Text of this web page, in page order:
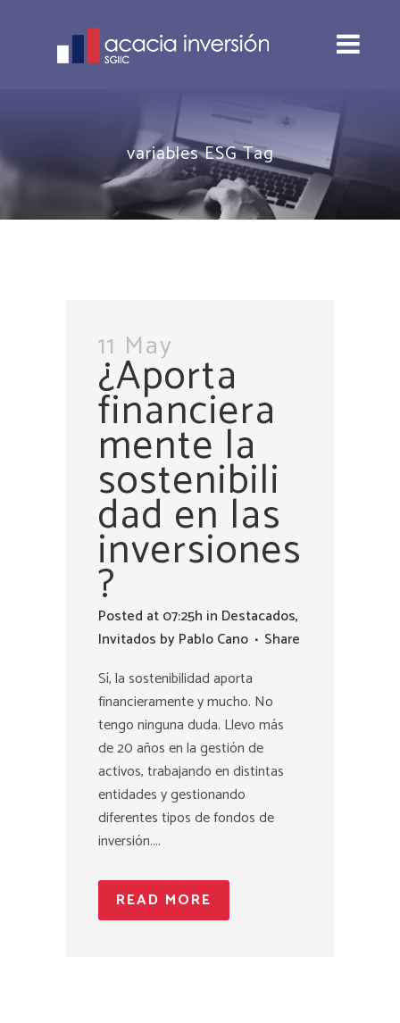
variables ESG Tag
11 May
¿Aporta
financiera
mente la
sostenibili
dad en las
inversiones
?
Posted at 07:25h in Destacados,
Invitados byPablo Cano
Share
Sí, la sostenibilidad aporta
financieramente y mucho. No
tengo ninguna duda. Llevo más
de 20 años en la gestión de
activos, trabajando en distintas
entidades y gestionando
diferentes tipos de fondos de
inversión....
READ MORE